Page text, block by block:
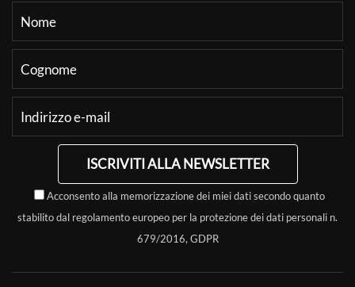
ISCRIVITI ALLA NEWSLETTER
Acconsento alla memorizzazione dei miei dati secondo quanto
stabilito dal regolamento europeo per la protezione dei dati personali n.
679/2016, GDPR